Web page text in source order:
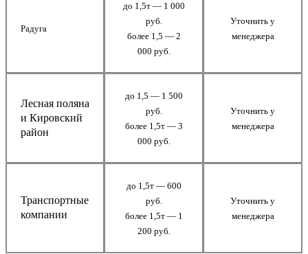
Радуга
до 1,5т — 1 000
руб.
более 1,5 — 2
000 руб.
Уточнить у
менеджера
Лесная поляна
и Кировский
район
до 1,5 — 1 500
руб.
более 1,5т — 3
000 руб.
Уточнить у
менеджера
Транспортные
компании
до 1,5т — 600
руб.
более 1,5т — 1
200 руб.
Уточнить у
менеджера